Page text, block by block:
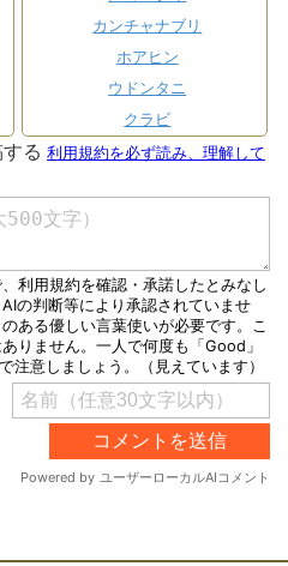
カンチャナブリ
ホアヒン
ウドンタニ
クラビ